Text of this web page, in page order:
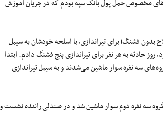
مخصوص حمل پول بانک سپه بودم که در جریان آموزش
فشنگ) برای تیراندازی، با اسلحه خودشان به سیبل
روز حادثه به هر نفر برای تیراندازی پنج فشنگ دادم. ابتدا
سه نفره سوار ماشین می‌شدند و به سیبل تیراندازی
سه نفره دوم سوار ماشین شد و در صندلی راننده نشست و